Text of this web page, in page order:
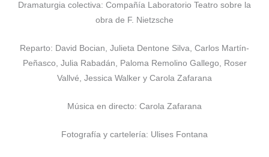
Dramaturgia colectiva: Compañía Laboratorio Teatro sobre la
obra de F. Nietzsche
Reparto: David Bocian, Julieta Dentone Silva, Carlos Martín-
Peñasco, Julia Rabadán, Paloma Remolino Gallego, Roser
Vallvé, Jessica Walker y Carola Zafarana
Música en directo: Carola Zafarana
Fotografía y cartelería: Ulises Fontana